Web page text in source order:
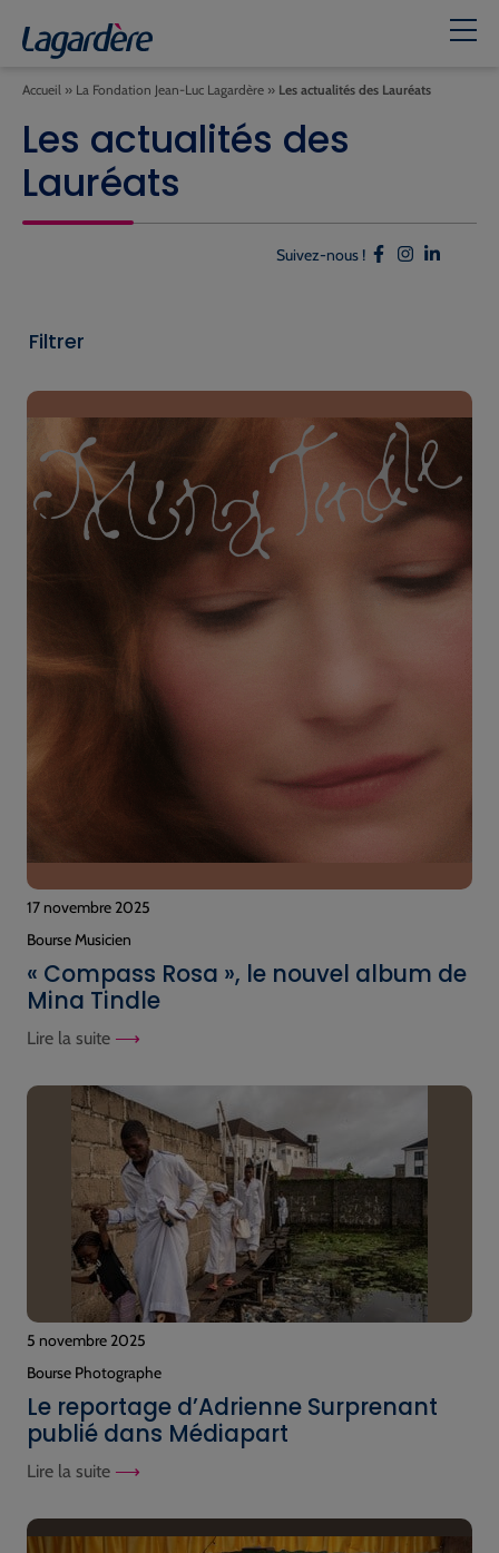
Les actualités des
Lauréats
Accueil » La Fondation Jean-Luc Lagardère » Les actualités des Lauréats
Suivez-nous !
Filtrer
17 novembre 2025
Bourse Musicien
« Compass Rosa », le nouvel album de
Mina Tindle
Lire la suite
5 novembre 2025
Bourse Photographe
Le reportage d’Adrienne Surprenant
publié dans Médiapart
Lire la suite